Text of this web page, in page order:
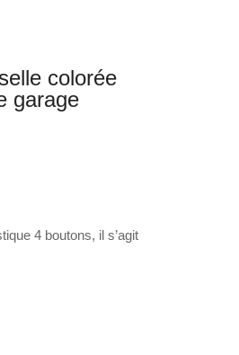
colorée
garage
4 boutons, il s’agit